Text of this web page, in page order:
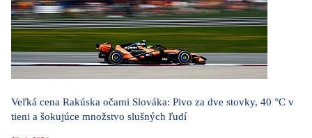
Veľká cena Rakúska očami Slováka: Pivo za dve stovky, 40 °C v
tieni a šokujúce množstvo slušných ľudí